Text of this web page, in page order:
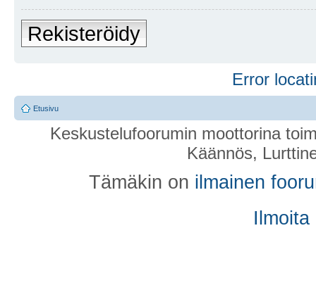
Rekisteröidy
Error
Etusivu
Keskustelufoorumin moottorina
Käännös,
Tämäkin on ilmainen